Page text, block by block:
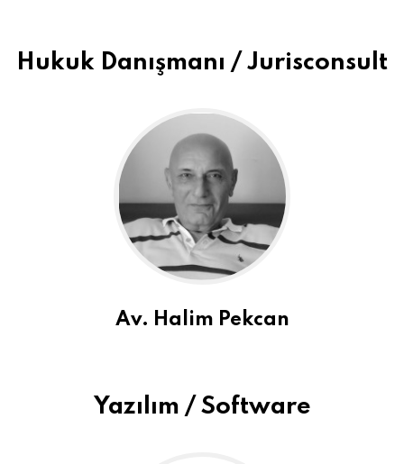
Hukuk Danışmanı / Jurisconsult
Av. Halim Pekcan
Yazılım / Software